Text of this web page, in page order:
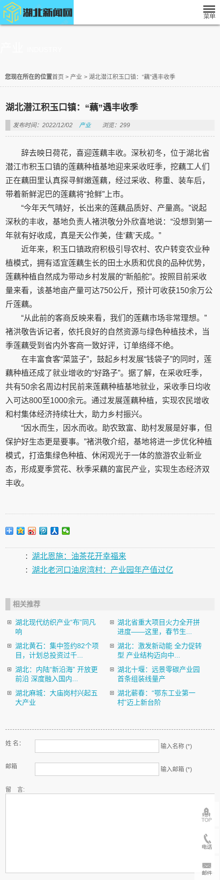
您现在所在的位置首页 > 产业 > 湖北潜江积玉口镇：“藕”遇丰收季
湖北潜江积玉口镇：“藕”遇丰收季
发布时间：2022/12/02 产业 浏览：299
辞去映日荷花，喜迎莲藕丰收。深秋初冬，位于湖北省
潜江市积玉口镇的莲藕种植基地迎来采收旺季，挖藕工人们
正在藕田里认真探寻鲜嫩莲藕，经过采收、称重、装车后，
带着新鲜泥巴的莲藕将“抢鲜”上市。
“今年天气晴好，长出来的莲藕品质好、产量高。”说起
深秋的丰收，基地负责人褚洪敬分外欣喜地说：“没想到第一
年就有好收成，真是天公作美，佳‘藕’天成。”
近年来，积玉口镇政府积极引导农村、农户转变农业种
植模式，拥有适宜莲藕生长的田土水质和优良的品种优势，
莲藕种植自然成为带动乡村发展的“新船舵”。按照目前采收
量来看，该基地亩产量可达750公斤，预计可收获150余万公
斤莲藕。
“从此前的客商反映来看，我们的莲藕市场非常理想。”
褚洪敬告诉记者，依托良好的自然资源与绿色种植技术，当
季莲藕受到省内外客商一致好评，订单络绎不绝。
在丰富食客“菜篮子”，鼓起乡村发展“钱袋子”的同时，莲
藕种植还成了就业增收的“好路子”。据了解，在采收旺季，
共有50余名周边村民前来莲藕种植基地就业，采收季日均收
入可达800至1000余元。通过发展莲藕种植，实现农民增收
和村集体经济持续壮大，助力乡村振兴。
“因水而生，因水而收。助农致富、助村发展是好事，但
保护好生态更是要事。”褚洪敬介绍，基地将进一步优化种植
模式，打造集绿色种植、休闲观光于一体的旅游农业新业
态，形成夏季赏花、秋季采藕的富民产业，实现生态经济双
丰收。
: 湖北恩施：油茶花开幸福来
: 湖北老河口油房湾村：产业园年产值过亿
相关推荐
湖北现代纺织产业“布”同凡
响
湖北省重大项目火力全开拼
进度——这里，春节生...
湖北黄石：集中签约82个项
目，计划总投资过千...
湖北：激发新动能 全力促转
型 产业结构迈向中...
湖北：内陆“新沿海” 开放更
前沿 深度融入国内...
湖北十堰：远景零碳产业园
首条组装线量产
湖北麻城：大庙岗村兴起五
大产业
湖北蕲春：“鄂东工业第一
村”迈上新台阶
姓 名： 输入名称 (*)
邮箱 输入邮箱 (*)
留 言: